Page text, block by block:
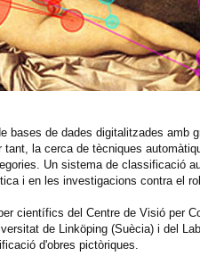
bases de dades digitalitzades
tant, la cerca de tècniques
Un sistema de classificació
i en les investigacions contra el
científics del Centre de Visió per
de Linköping (Suècia) i del
d'obres pictòriques.